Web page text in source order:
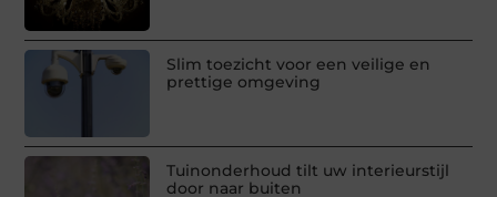
Slim toezicht voor een veilige en
prettige omgeving
Tuinonderhoud tilt uw interieurstijl
door naar buiten